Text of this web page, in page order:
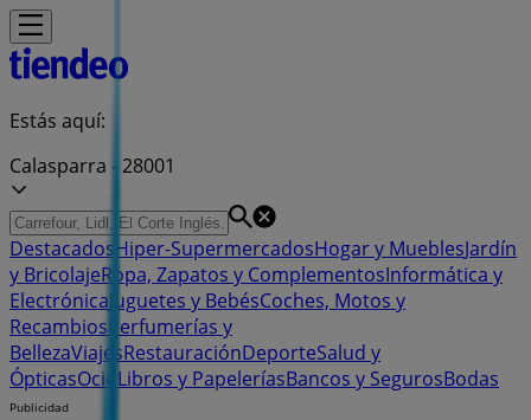
Estás aquí:
Calasparra - 28001
Destacados Hiper-SupermercadosHogar y MueblesJardín
y BricolajeRopa, Zapatos y ComplementosInformática y
Electrónica Juguetes y BebésCoches, Motos y
Recambios Perfumerías y
BellezaViajesRestauraciónDeporteSalud y
ÓpticasOcio Libros y PapeleríasBancos y SegurosBodas
Publicidad